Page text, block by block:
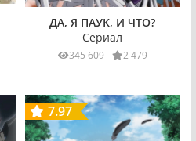
ДА, Я ПАУК, И ЧТО?
Сериал
345 609 2 479
7.97